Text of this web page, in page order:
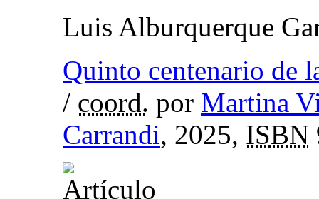
Luis Alburquerque
Quinto centenario de
/ coord. por Martina
Carrandi, 2025, ISBN